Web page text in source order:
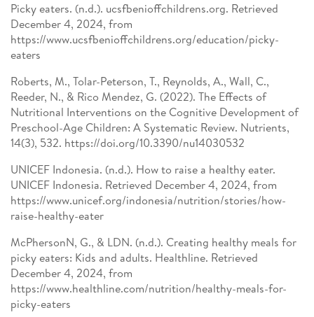
Picky eaters. (n.d.). ucsfbenioffchildrens.org. Retrieved
December 4, 2024, from
https://www.ucsfbenioffchildrens.org/education/picky-
eaters
Roberts, M., Tolar-Peterson, T., Reynolds, A., Wall, C.,
Reeder, N., & Rico Mendez, G. (2022). The Effects of
Nutritional Interventions on the Cognitive Development of
Preschool-Age Children: A Systematic Review. Nutrients,
14(3), 532. https://doi.org/10.3390/nu14030532
UNICEF Indonesia. (n.d.). How to raise a healthy eater.
UNICEF Indonesia. Retrieved December 4, 2024, from
https://www.unicef.org/indonesia/nutrition/stories/how-
raise-healthy-eater
McPhersonN, G., & LDN. (n.d.). Creating healthy meals for
picky eaters: Kids and adults. Healthline. Retrieved
December 4, 2024, from
https://www.healthline.com/nutrition/healthy-meals-for-
picky-eaters